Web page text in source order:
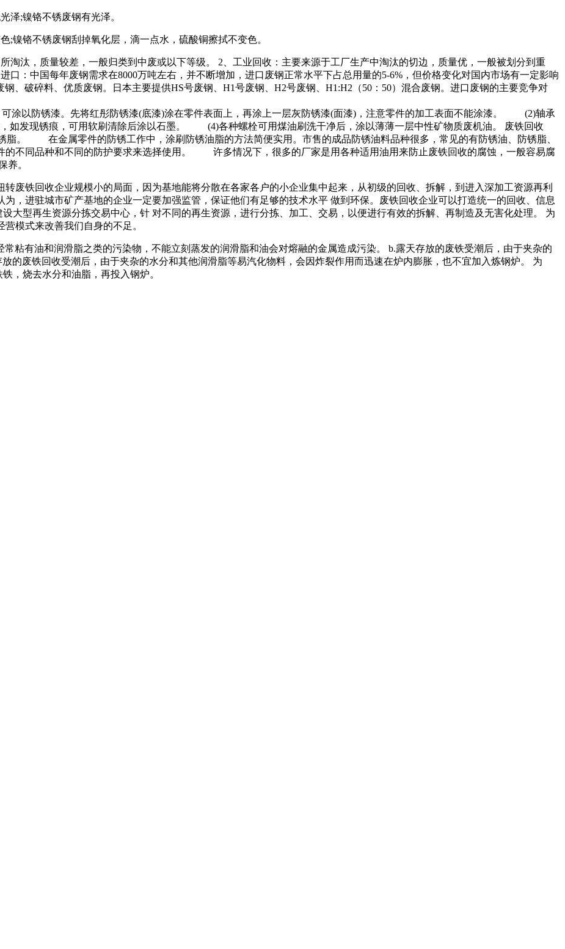
光泽;镍铬不锈废钢有光泽。
;镍铬不锈废钢刮掉氧化层，滴一点水，硫酸铜擦拭不变色。
淘汰，质量较差，一般归类到中废或以下等级。 2、工业回收：主要来源于工厂生产中淘汰的切边，质量优，一般被划分到重
口：中国每年废钢需求在8000万吨左右，并不断增加，进口废钢正常水平下占总用量的5-6%，但价格变化对国内市场有一定影响
、破碎料、优质废钢。日本主要提供HS号废钢、H1号废钢、H2号废钢、H1:H2（50：50）混合废钢。进口废钢的主要竞争对
以防锈漆。先将红彤防锈漆(底漆)涂在零件表面上，再涂上一层灰防锈漆(面漆)，注意零件的加工表面不能涂漆。 (2)轴承
发现锈痕，可用软刷清除后涂以石墨。 (4)各种螺栓可用煤油刷洗干净后，涂以薄薄一层中性矿物质废机油。 废铁回收
在金属零件的防锈工作中，涂刷防锈油脂的方法简便实用。市售的成品防锈油料品种很多，常见的有防锈油、防锈脂、
的不同品种和不同的防护要求来选择使用。 许多情况下，很多的厂家是用各种适用油用来防止废铁回收的腐蚀，一般容易腐
养。
转废铁回收企业规模小的局面，因为基地能将分散在各家各户的小企业集中起来，从初级的回收、拆解，到进入深加工资源再利
，进驻城市矿产基地的企业一定要加强监管，保证他们有足够的技术水平 做到环保。废铁回收企业可以打造统一的回收、信息
大型再生资源分拣交易中心，针 对不同的再生资源，进行分拣、加工、交易，以便进行有效的拆解、再制造及无害化处理。 为
模式来改善我们自身的不足。
常粘有油和润滑脂之类的污染物，不能立刻蒸发的润滑脂和油会对熔融的金属造成污染。 b.露天存放的废铁受潮后，由于夹杂的
的废铁回收受潮后，由于夹杂的水分和其他润滑脂等易汽化物料，会因炸裂作用而迅速在炉内膨胀，也不宜加入炼钢炉。 为
，烧去水分和油脂，再投入钢炉。